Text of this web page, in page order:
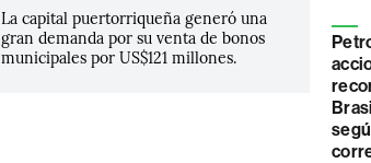
La capital puertorriqueña generó una
gran demanda por su venta de bonos
municipales por US$121 millones.